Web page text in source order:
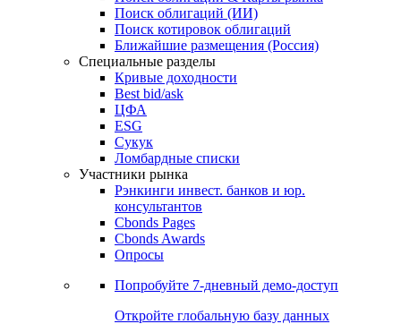
Поиск облигаций (ИИ)
Поиск котировок облигаций
Ближайшие размещения (Россия)
Специальные разделы
Кривые доходности
Best bid/ask
ЦФА
ESG
Сукук
Ломбардные списки
Участники рынка
Рэнкинги инвест. банков и юр.
консультантов
Cbonds Pages
Cbonds Awards
Опросы
Попробуйте 7-дневный демо-доступ
Откройте глобальную базу данных